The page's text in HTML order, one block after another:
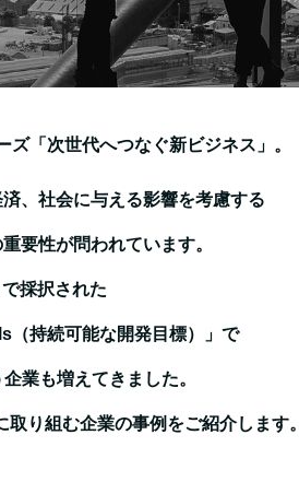
「次世代へつなぐ新ビジネス」。
、社会に与える影響を考慮する
要性が問われています。
採択された
持続可能な開発目標）」で
業も増えてきました。
取り組む企業の事例をご紹介します。